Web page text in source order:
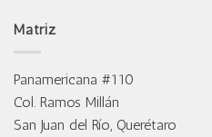
Matriz
Panamericana #110
Col. Ramos Millán
San Juan del Río, Querétaro